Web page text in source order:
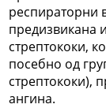
респираторни
предизвикана
стрептококи,
посебно од
стрептококи),
ангина.